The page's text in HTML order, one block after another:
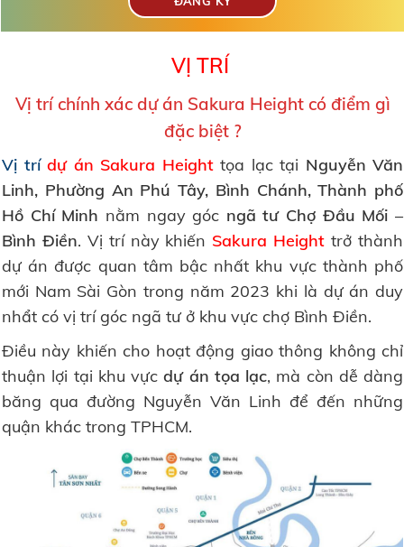
VỊ TRÍ
Vị trí chính xác dự án Sakura Height có điểm gì
đặc biệt ?
Vị trí dự án Sakura Heighttọa lạc tại Nguyễn Văn
Linh, Phường An Phú Tây, Bình Chánh, Thành phố
Hồ Chí Minh nằm ngay góc ngã tư Chợ Đầu Mối –
Bình Điền. Vị trí này khiến Sakura Height trở thành
dự án được quan tâm bậc nhất khu vực thành phố
mới Nam Sài Gòn trong năm 2023 khi là dự án duy
nhẩt có vị trí góc ngã tư ở khu vực chợ Bình Điền.
Điều này khiến cho hoạt động giao thông không chỉ
thuận lợi tại khu vựcdự án tọa lạc, mà còn dễ dàng
băng qua đường Nguyễn Văn Linh để đến những
quận khác trong TPHCM.